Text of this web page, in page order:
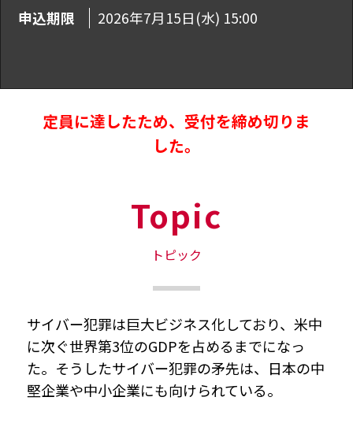
申込期限
2026年7月15日(水) 15:00
定員に達したため、受付を締め切りま
した。
Topic
トピック
サイバー犯罪は巨大ビジネス化しており、米中
に次ぐ世界第3位のGDPを占めるまでになっ
た。そうしたサイバー犯罪の矛先は、日本の中
堅企業や中小企業にも向けられている。